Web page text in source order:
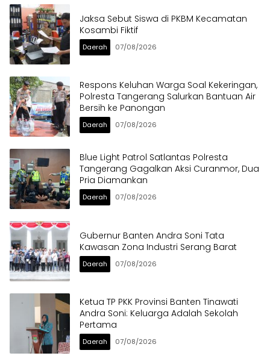
Jaksa Sebut Siswa di PKBM Kecamatan
Kosambi Fiktif
Daerah 07/08/2026
Respons Keluhan Warga Soal Kekeringan,
Polresta Tangerang Salurkan Bantuan Air
Bersih ke Panongan
Daerah 07/08/2026
Blue Light Patrol Satlantas Polresta
Tangerang Gagalkan Aksi Curanmor, Dua
Pria Diamankan
Daerah 07/08/2026
Gubernur Banten Andra Soni Tata
Kawasan Zona Industri Serang Barat
Daerah 07/08/2026
Ketua TP PKK Provinsi Banten Tinawati
Andra Soni: Keluarga Adalah Sekolah
Pertama
Daerah 07/08/2026